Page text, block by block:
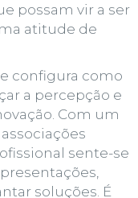
possam vir a ser
atitude de
configura como
a percepção e
Com um
sente-se
soluções. É